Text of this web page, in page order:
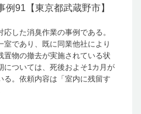
91【東京都武蔵野市】
した消臭作業の事例である。
であり、既に同業他社により
置物の撤去が実施されている状
については、死後およそ1カ月が
る。依頼内容は「室内に残留す